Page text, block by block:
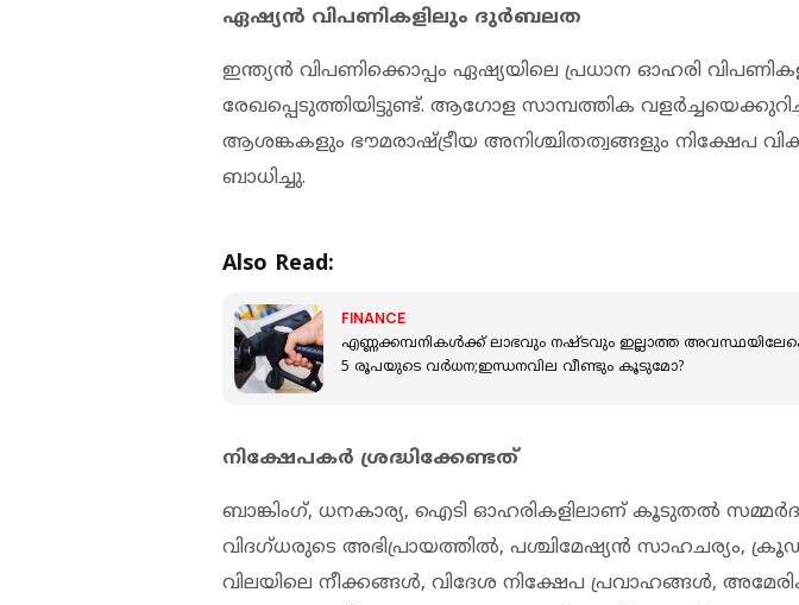
ഏഷ്യൻ വിപണികളിലും ദുർബലത
ഇന്ത്യൻ വിപണിക്കൊപ്പം ഏഷ്യയിലെ പ്രധാന ഓഹരി
രേഖപ്പെടുത്തിയിട്ടുണ്ട്. ആഗോള സാമ്പത്തിക
ആശങ്കകളും ഭൗമരാഷ്ട്രീയ അനിശ്ചിതത്വങ്ങളും നിക്ഷേപ
ബാധിച്ചു.
Also Read:
FINANCE
എണ്ണക്കമ്പനികൾക്ക് ലാഭവും നഷ്ടവും ഇല്ലാത്ത
5 രൂപയുടെ വർധന;ഇന്ധനവില വീണ്ടും കൂടുമോ?
നിക്ഷേപകർ ശ്രദ്ധിക്കേണ്ടത്
ബാങ്കിംഗ്, ധനകാര്യ, ഐടി ഓഹരികളിലാണ് കൂടുതൽ
വിദഗ്ധരുടെ അഭിപ്രായത്തിൽ, പശ്ചിമേഷ്യൻ സാഹചര്യം,
വിലയിലെ നീക്കങ്ങൾ, വിദേശ നിക്ഷേപ പ്രവാഹങ്ങൾ,